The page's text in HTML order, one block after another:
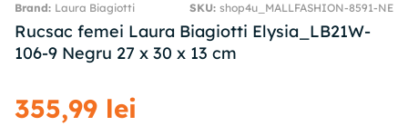
Laura Biagiotti SKU: shop4u_MALLFASHION-8591-NE
Rucsac femei Laura Biagiotti Elysia_LB21W-
106-9 Negru 27 x 30 x 13 cm
355,99 lei